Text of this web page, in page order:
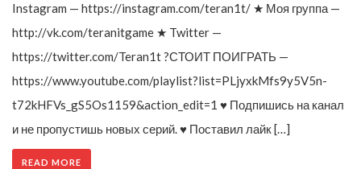
Instagram — https://instagram.com/teran1t/ ★ Моя группа —
http://vk.com/teranitgame ★ Twitter —
https://twitter.com/Teran1t ?СТОИТ ПОИГРАТЬ —
https://www.youtube.com/playlist?list=PLjyxkMfs9y5V5n-
t72kHFVs_gS5Os1159&action_edit=1 ♥ Подпишись на канал
и не пропустишь новых серий. ♥ Поставил лайк […]
READ MORE